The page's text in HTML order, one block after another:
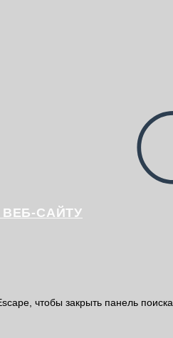
САЙТУ
чтобы закрыть панель поиска.